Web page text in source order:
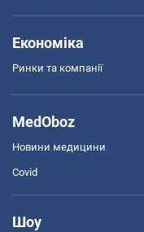
Економіка
Ринки та компанії
MedOboz
Новини медицини
Covid
Шоу